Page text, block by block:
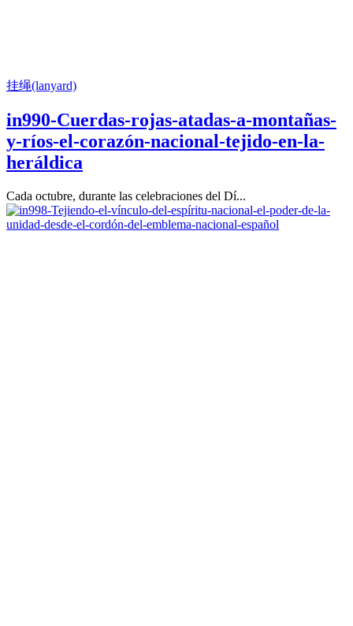
挂绳(lanyard)
in990-Cuerdas-rojas-atadas-a-montañas-
y-ríos-el-corazón-nacional-tejido-en-la-
heráldica
Cada octubre, durante las celebraciones del Dí...